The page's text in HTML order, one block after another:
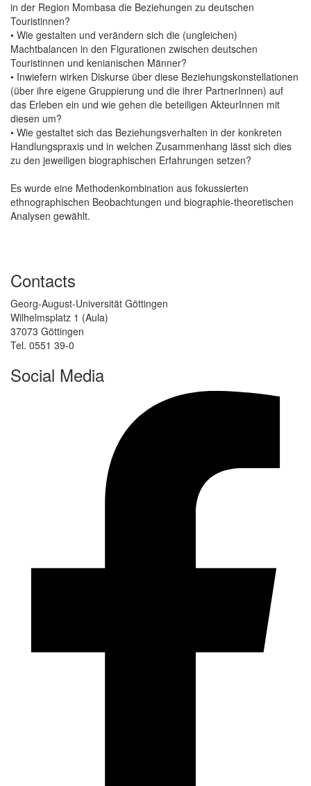
in der Region Mombasa die Beziehungen zu deutschen
Touristinnen?
• Wie gestalten und verändern sich die (ungleichen)
Machtbalancen in den Figurationen zwischen deutschen
Touristinnen und kenianischen Männer?
• Inwiefern wirken Diskurse über diese Beziehungskonstellationen
(über ihre eigene Gruppierung und die ihrer PartnerInnen) auf
das Erleben ein und wie gehen die beteiligen AkteurInnen mit
diesen um?
• Wie gestaltet sich das Beziehungsverhalten in der konkreten
Handlungspraxis und in welchen Zusammenhang lässt sich dies
zu den jeweiligen biographischen Erfahrungen setzen?
Es wurde eine Methodenkombination aus fokussierten
ethnographischen Beobachtungen und biographie-theoretischen
Analysen gewählt.
Contacts
Georg-August-Universität Göttingen
Wilhelmsplatz 1 (Aula)
37073 Göttingen
Tel. 0551 39-0
Social Media